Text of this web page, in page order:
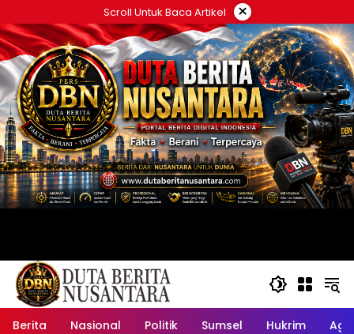
ke
konten
Scroll Untuk Baca Artikel ×
Berita Nasional Politik Sumsel Hukrim